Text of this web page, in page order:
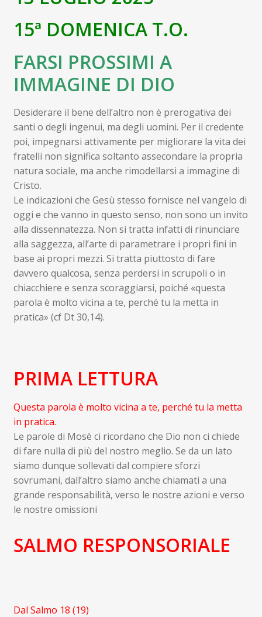
15ª DOMENICA T.O.
FARSI PROSSIMI A
IMMAGINE DI DIO
Desiderare il bene dell’altro non è prerogativa dei
santi o degli ingenui, ma degli uomini. Per il credente
poi, impegnarsi attivamente per migliorare la vita dei
fratelli non significa soltanto assecondare la propria
natura sociale, ma anche rimodellarsi a immagine di
Cristo.
Le indicazioni che Gesù stesso fornisce nel vangelo di
oggi e che vanno in questo senso, non sono un invito
alla dissennatezza. Non si tratta infatti di rinunciare
alla saggezza, all’arte di parametrare i propri fini in
base ai propri mezzi. Si tratta piuttosto di fare
davvero qualcosa, senza perdersi in scrupoli o in
chiacchiere e senza scoraggiarsi, poiché «questa
parola è molto vicina a te, perché tu la metta in
pratica» (cf Dt 30,14).
PRIMA LETTURA
Questa parola è molto vicina a te, perché tu la metta
in pratica.
Le parole di Mosè ci ricordano che Dio non ci chiede
di fare nulla di più del nostro meglio. Se da un lato
siamo dunque sollevati dal compiere sforzi
sovrumani, dall’altro siamo anche chiamati a una
grande responsabilità, verso le nostre azioni e verso
le nostre omissioni
SALMO RESPONSORIALE
Dal Salmo 18 (19)